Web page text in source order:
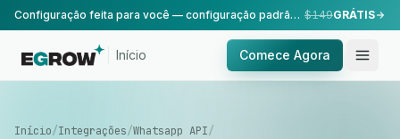
Configuração feita para você — configuração padrão, realizada pela nossa equipe. $149GRÁTIS
Início Comece Agora
Início/Integrações/Whatsapp API/